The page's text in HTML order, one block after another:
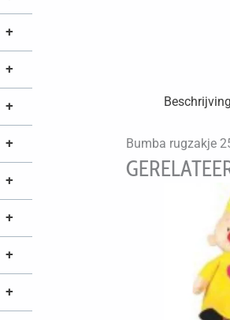
+
+
+
+
+
+
+
+
Beschrijving
Bumba rugzakje